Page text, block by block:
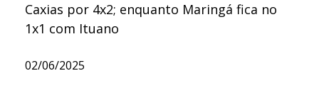
Caxias por 4x2; enquanto Maringá fica no
1x1 com Ituano
02/06/2025